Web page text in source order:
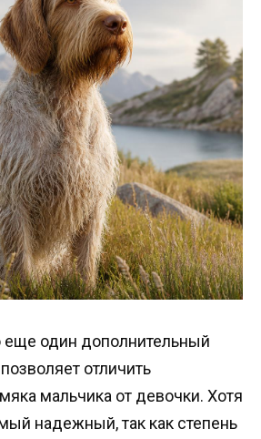
еще один дополнительный
отличить
мальчика от девочки. Хотя
надежный, так как степень